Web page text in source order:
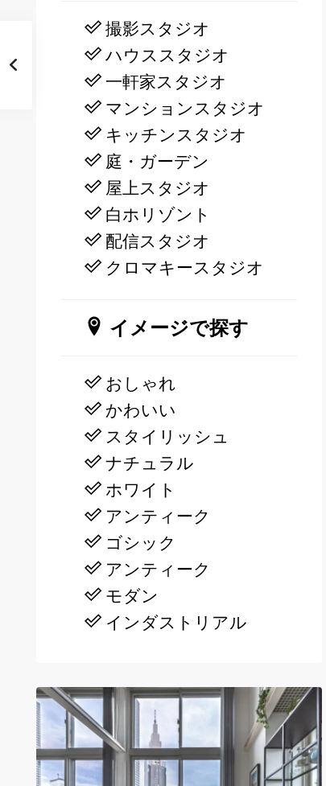
撮影スタジオ
ハウススタジオ
一軒家スタジオ
マンションスタジオ
キッチンスタジオ
庭・ガーデン
屋上スタジオ
白ホリゾント
配信スタジオ
クロマキースタジオ
イメージで探す
おしゃれ
かわいい
スタイリッシュ
ナチュラル
ホワイト
アンティーク
ゴシック
アンティーク
モダン
インダストリアル